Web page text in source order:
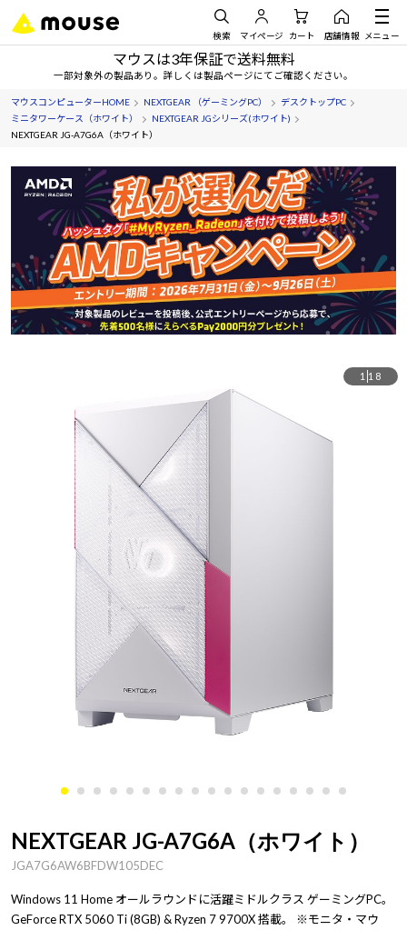
検索 マイページ カート 店舗情報 メニュー
マウスは3年保証で送料無料
一部対象外の製品あり。詳しくは製品ページにてご確認ください。
マウスコンピューターHOME NEXTGEAR （ゲーミングPC）
デスクトップPC
ミニタワーケース（ホワイト）
NEXTGEAR JGシリーズ(ホワイト)
NEXTGEAR JG-A7G6A（ホワイト）
1 18
NEXTGEAR JG-A7G6A（ホワイト）
JGA7G6AW6BFDW105DEC
Windows 11 Home オールラウンドに活躍ミドルクラス ゲーミングPC。
GeForce RTX 5060 Ti (8GB) & Ryzen 7 9700X 搭載。 ※モニタ・マウ